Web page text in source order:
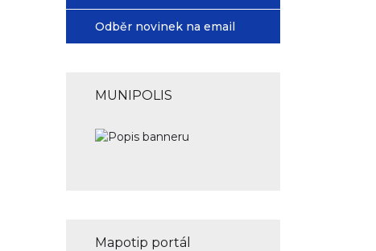
Odběr novinek na email
MUNIPOLIS
Mapotip portál